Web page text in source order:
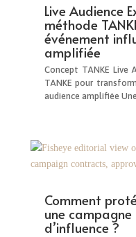
Live Audience
méthode
événement
amplifiée
Concept TANKE Live
TANKE pour
audience amplifiée Une
Comment
une
d’influence ?